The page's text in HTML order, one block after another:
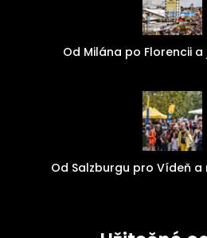
Od Milána po Florencii
Od Salzburgu pro Vídeň a